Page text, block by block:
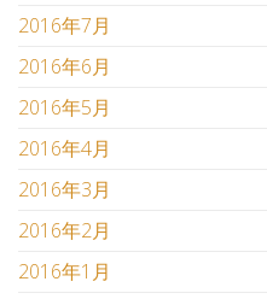
2016年7月
2016年6月
2016年5月
2016年4月
2016年3月
2016年2月
2016年1月